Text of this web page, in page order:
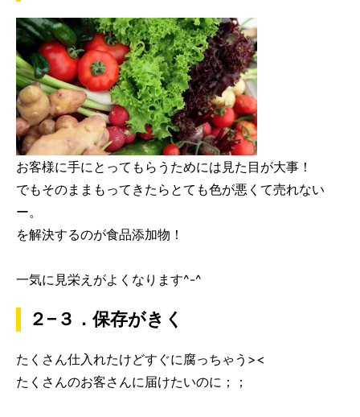
お客様に手にとってもらうためには見た目が大事！
でもそのままもってきたらとても色が悪くて売れない
ー。
を解決するのが食品添加物！
一気に見栄えがよくなります^-^
２−３．保存がきく
たくさん仕入れたけどすぐに腐っちゃう><
たくさんのお客さんに届けたいのに；；